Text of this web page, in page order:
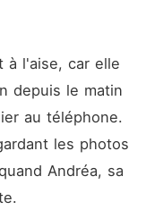
à l'aise, car elle
depuis le matin
au téléphone.
les photos
Andréa, sa